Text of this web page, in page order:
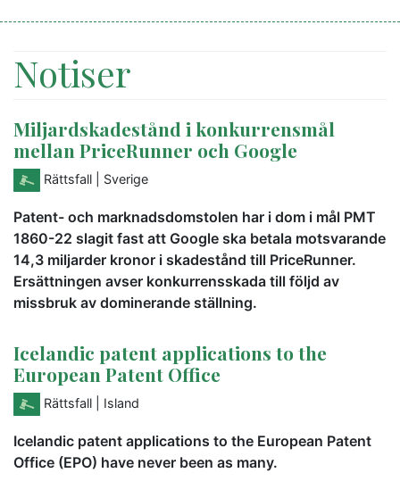
Notiser
Miljardskadestånd i konkurrensmål
mellan PriceRunner och Google
Rättsfall | Sverige
Patent- och marknadsdomstolen har i dom i mål PMT
1860-22 slagit fast att Google ska betala motsvarande
14,3 miljarder kronor i skadestånd till PriceRunner.
Ersättningen avser konkurrensskada till följd av
missbruk av dominerande ställning.
Icelandic patent applications to the
European Patent Office
Rättsfall | Island
Icelandic patent applications to the European Patent
Office (EPO) have never been as many.